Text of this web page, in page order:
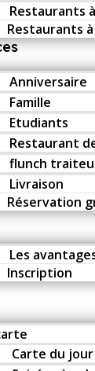
Restaurants
Restaurants
Anniversaire
Famille
Etudiants
Restaurant
flunch
Livraison
Réservation
Les
Inscription
Carte du jour